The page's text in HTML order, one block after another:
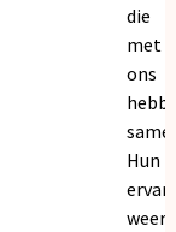
die
met
ons
Hun